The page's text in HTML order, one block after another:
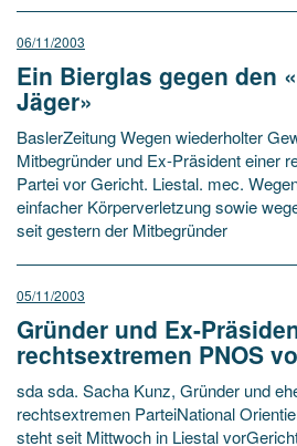
06/11/2003
Ein Bierglas gegen den
Jäger»
BaslerZeitung Wegen wiederholter
Mitbegründer und Ex-Präsident einer
Partei vor Gericht. Liestal. mec.
einfacher Körperverletzung sowie
seit gestern der Mitbegründer
05/11/2003
Gründer und Ex-
rechtsextremen PNOS
sda sda. Sacha Kunz, Gründer und
rechtsextremen ParteiNational
steht seit Mittwoch in Liestal